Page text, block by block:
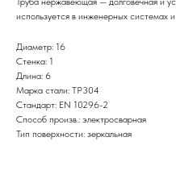
используется в инженерных системах и
Диаметр: 16
Стенка: 1
Длина: 6
Марка стали: TP304
Стандарт: EN 10296-2
Способ произв.: электросварная
Тип поверхности: зеркальная